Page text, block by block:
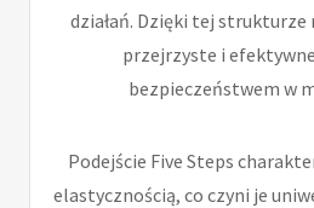
działań. Dzięki tej
przejrzyste i
bezpieczeństwem w
Podejście Five Steps
elastycznością, co czyni je